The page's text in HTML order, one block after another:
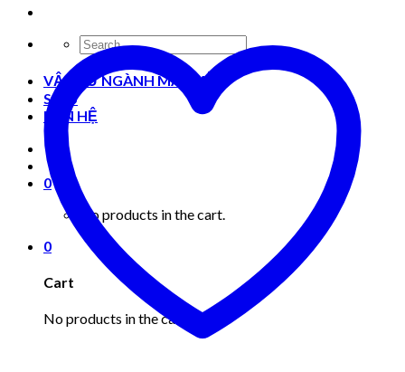
Search
for:
VẬT TƯ NGÀNH MAY MẶC
Shop
LIÊN HỆ
0
No products in the cart.
0
Cart
No products in the cart.